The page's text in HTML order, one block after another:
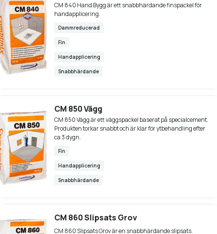
CM 840 Hand Bygg är ett snabbhärdande finspackel för
handapplicering.
Dammreducerad
Fin
Handapplicering
Snabbhärdande
CM 850 Vägg
CM 850 Vägg är ett väggspackel baserat på specialcement.
Produkten torkar snabbt och är klar för ytbehandling efter
ca 3 dygn.
Fin
Handapplicering
Snabbhärdande
CM 860 Slipsats Grov
CM 860 Slipsats Grov är en snabbhärdande slipsats.